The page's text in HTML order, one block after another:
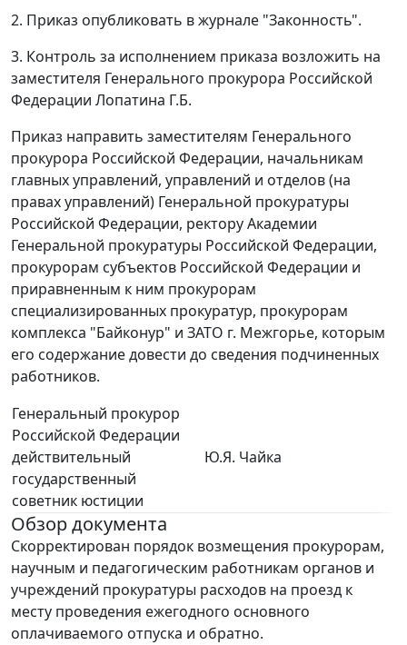
2. Приказ опубликовать в журнале "Законность".
3. Контроль за исполнением приказа возложить на
заместителя Генерального прокурора Российской
Федерации Лопатина Г.Б.
Приказ направить заместителям Генерального
прокурора Российской Федерации, начальникам
главных управлений, управлений и отделов (на
правах управлений) Генеральной прокуратуры
Российской Федерации, ректору Академии
Генеральной прокуратуры Российской Федерации,
прокурорам субъектов Российской Федерации и
приравненным к ним прокурорам
специализированных прокуратур, прокурорам
комплекса "Байконур" и ЗАТО г. Межгорье, которым
его содержание довести до сведения подчиненных
работников.
Генеральный прокурор
Российской Федерации
действительный
государственный
советник юстиции
Ю.Я. Чайка
Обзор документа
Скорректирован порядок возмещения прокурорам,
научным и педагогическим работникам органов и
учреждений прокуратуры расходов на проезд к
месту проведения ежегодного основного
оплачиваемого отпуска и обратно.